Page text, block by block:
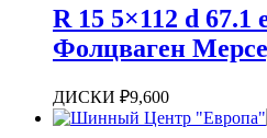
R 15 5×112 d 67.1
Фолцваген
ДИСКИ ₽9,600